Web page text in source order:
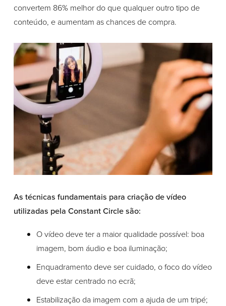
convertem 86% melhor do que qualquer outro tipo de
conteúdo, e aumentam as chances de compra.
As técnicas fundamentais para criação de vídeo
utilizadas pela Constant Circle são:
O vídeo deve ter a maior qualidade possível: boa
imagem, bom áudio e boa iluminação;
Enquadramento deve ser cuidado, o foco do vídeo
deve estar centrado no ecrã;
Estabilização da imagem com a ajuda de um tripé;